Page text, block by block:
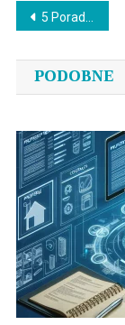
wpisu
5 Porad Zdrowotnych dla Promiennego Wyglądu Dzięki Suplementowi Beauty
PODOBNE